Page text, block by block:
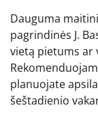
Dauguma
pagrindinės J.
vietą pietums ar
planuojate
šeštadienio